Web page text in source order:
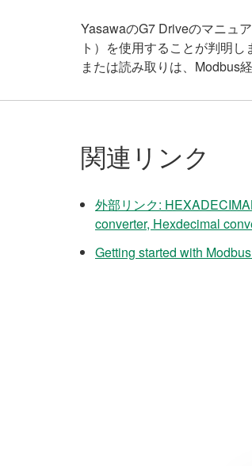
YasawaのG7 Driveのマニュ
ト）を使用することが判明
または読み取りは、Modbus
関連リンク
外部リンク:
converter, Hexdecimal
Getting started with